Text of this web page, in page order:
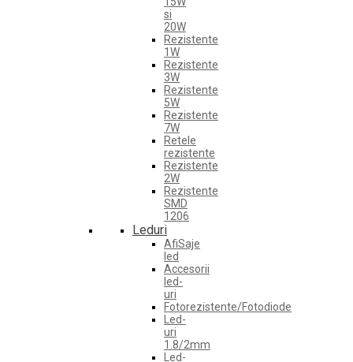
si
20W
Rezistente
1W
Rezistente
3W
Rezistente
5W
Rezistente
7W
Retele
rezistente
Rezistente
2W
Rezistente
SMD
1206
Leduri
AfiSaje
led
Accesorii
led-
uri
Fotorezistente/Fotodiode
Led-
uri
1.8/2mm
Led-